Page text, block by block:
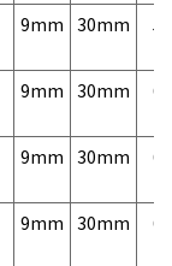
9mm 30mm
9mm 30mm
9mm 30mm
9mm 30mm